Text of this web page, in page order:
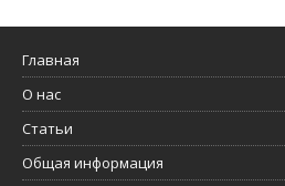
Главная
О нас
Статьи
Общая информация